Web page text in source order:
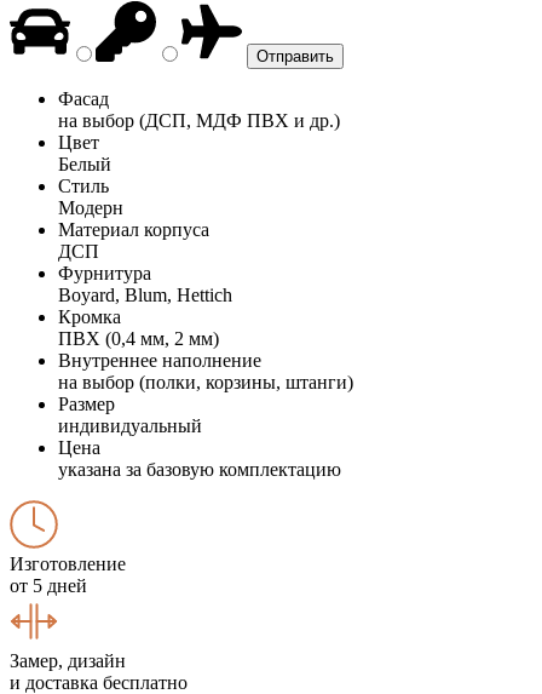
Фасад
на выбор (ДСП, МДФ ПВХ и др.)
Цвет
Белый
Стиль
Модерн
Материал корпуса
ДСП
Фурнитура
Boyard, Blum, Hettich
Кромка
ПВХ (0,4 мм, 2 мм)
Внутреннее наполнение
на выбор (полки, корзины, штанги)
Размер
индивидуальный
Цена
указана за базовую комплектацию
Изготовление
от 5 дней
Замер, дизайн
и доставка бесплатно